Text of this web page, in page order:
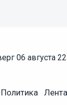
06 августа
Политика
без